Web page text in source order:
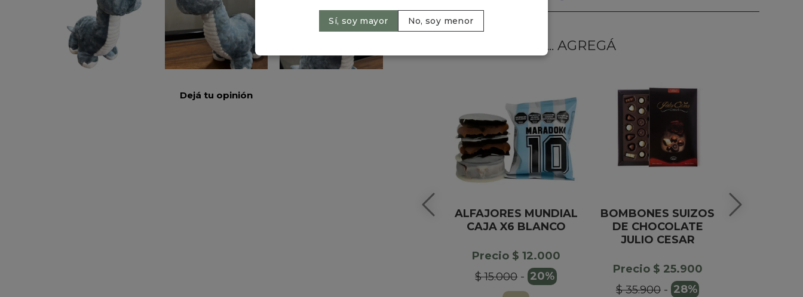
Dejá tu opinión
HACELO ESPECIAL... AGREGÁ
ALFAJORES MUNDIAL
CAJA X6 BLANCO
Precio $ 12.000
$ 15.000- 20%
BOMBONES SUIZOS
DE CHOCOLATE
JULIO CESAR
Precio $ 25.900
$ 35.900- 28%